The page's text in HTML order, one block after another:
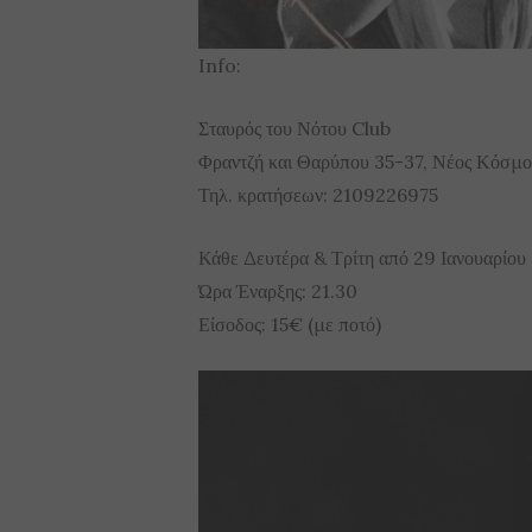
Info:
Σταυρός του Νότου Club
Φραντζή και Θαρύπου 35-37, Νέος
Τηλ. κρατήσεων: 2109226975
Κάθε Δευτέρα & Τρίτη από 29 Ιανουαρίου
Ώρα Έναρξης: 21.30
Είσοδος: 15€ (με ποτό)